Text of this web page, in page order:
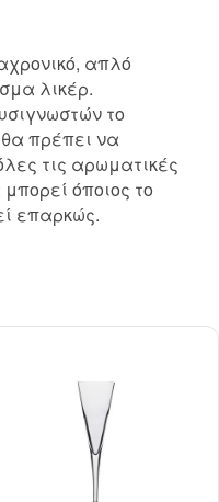
απλό
λικέρ.
το
πρέπει να
τις αρωματικές
όποιος το
επαρκώς.